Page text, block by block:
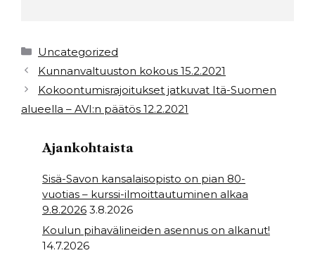
e
b
o
o
k
t
e
r
A
p
p
Kategoriat
Uncategorized
Kunnanvaltuuston kokous 15.2.2021
Kokoontumisrajoitukset jatkuvat Itä-Suomen
alueella – AVI:n päätös 12.2.2021
Ajankohtaista
Sisä-Savon kansalaisopisto on pian 80-
vuotias – kurssi-ilmoittautuminen alkaa
9.8.2026 3.8.2026
Koulun pihavälineiden asennus on alkanut!
14.7.2026